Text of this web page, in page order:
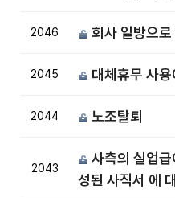
2046 회사 일방으
2045 대체휴무 사
2044 노조탈퇴
2043
사측의 실업
성된 사직서 에